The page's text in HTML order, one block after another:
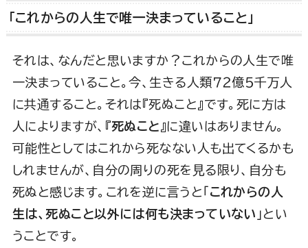
「これからの人生で唯一決まっていること」
それは、なんだと思いますか？これからの人生で唯
一決まっていること。今、生きる人類７２億５千万人
に共通すること。それは『死ぬこと』です。死に方は
人によりますが、『死ぬこと 』に違いはありません。
可能性としてはこれから死なない人も出てくるかも
しれませんが、自分の周りの死を見る限り、自分も
死ぬと感じます。これを逆に言うと「 これからの人
生は、死ぬこと以外には何も決まっていない 」とい
うことです。